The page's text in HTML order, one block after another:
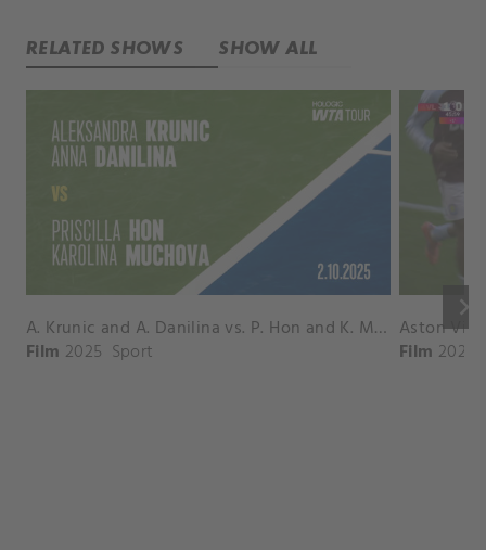
RELATED SHOWS SHOW ALL
keyboard_arrow_right
A. Krunic and A. Danilina vs. P. Hon and K. Muchova Match Highlights - BEIJING_Capital Group Diamond ( October 02, 2025)
Film 2025 Sport Film 2026